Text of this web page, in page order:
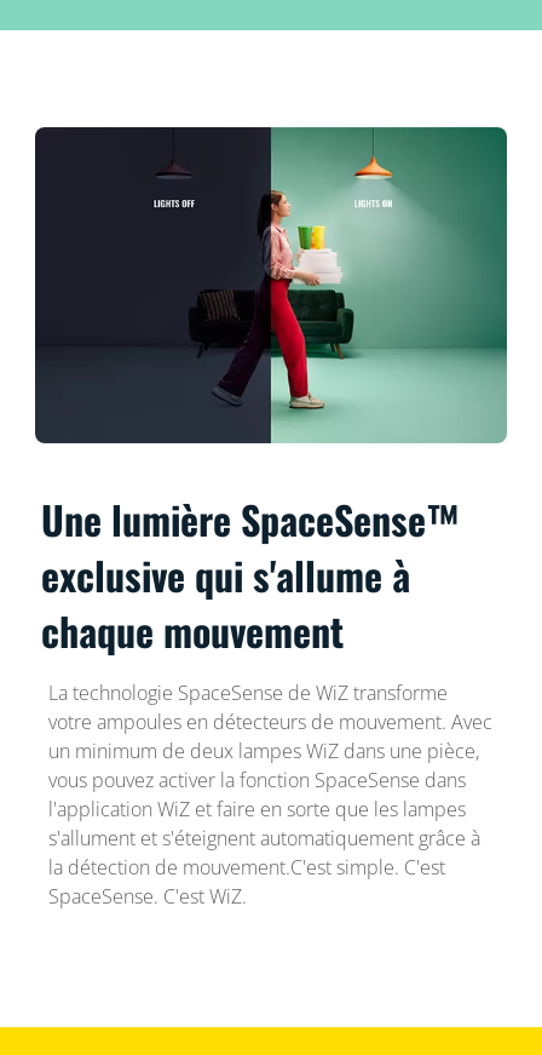
Une lumière SpaceSense™
exclusive qui s'allume à
chaque mouvement
La technologie SpaceSense de WiZ transforme
votre ampoules en détecteurs de mouvement. Avec
un minimum de deux lampes WiZ dans une pièce,
vous pouvez activer la fonction SpaceSense dans
l'application WiZ et faire en sorte que les lampes
s'allument et s'éteignent automatiquement grâce à
la détection de mouvement.C'est simple. C'est
SpaceSense. C'est WiZ.